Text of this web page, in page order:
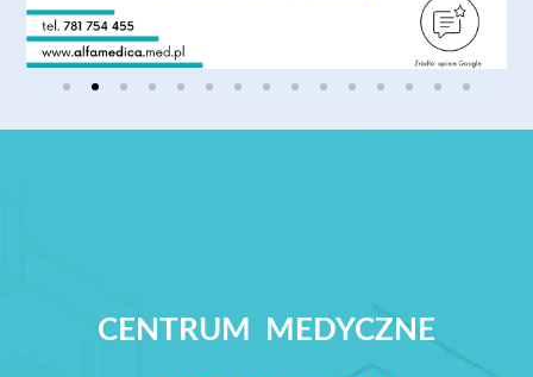
CENTRUM MEDYCZNE